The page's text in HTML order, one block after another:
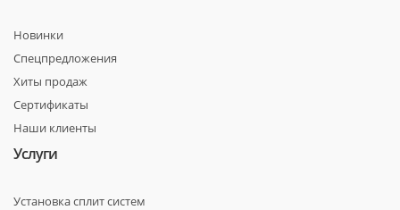
Новинки
Спецпредложения
Хиты продаж
Сертификаты
Наши клиенты
Услуги
Установка сплит систем